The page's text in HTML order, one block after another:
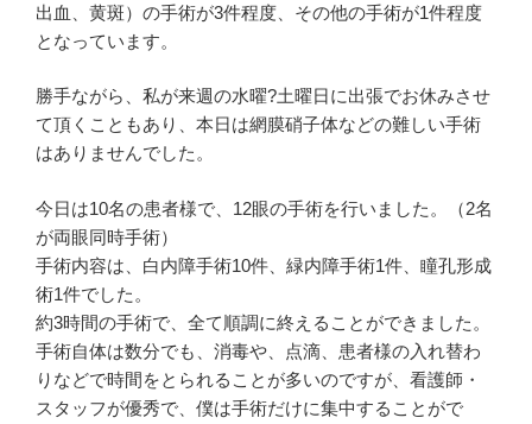
出血、黄斑）の手術が3件程度、その他の手術が1件程度
となっています。
勝手ながら、私が来週の水曜?土曜日に出張でお休みさせ
て頂くこともあり、本日は網膜硝子体などの難しい手術
はありませんでした。
今日は10名の患者様で、12眼の手術を行いました。（2名
が両眼同時手術）
手術内容は、白内障手術10件、緑内障手術1件、瞳孔形成
術1件でした。
約3時間の手術で、全て順調に終えることができました。
手術自体は数分でも、消毒や、点滴、患者様の入れ替わ
りなどで時間をとられることが多いのですが、看護師・
スタッフが優秀で、僕は手術だけに集中することがで